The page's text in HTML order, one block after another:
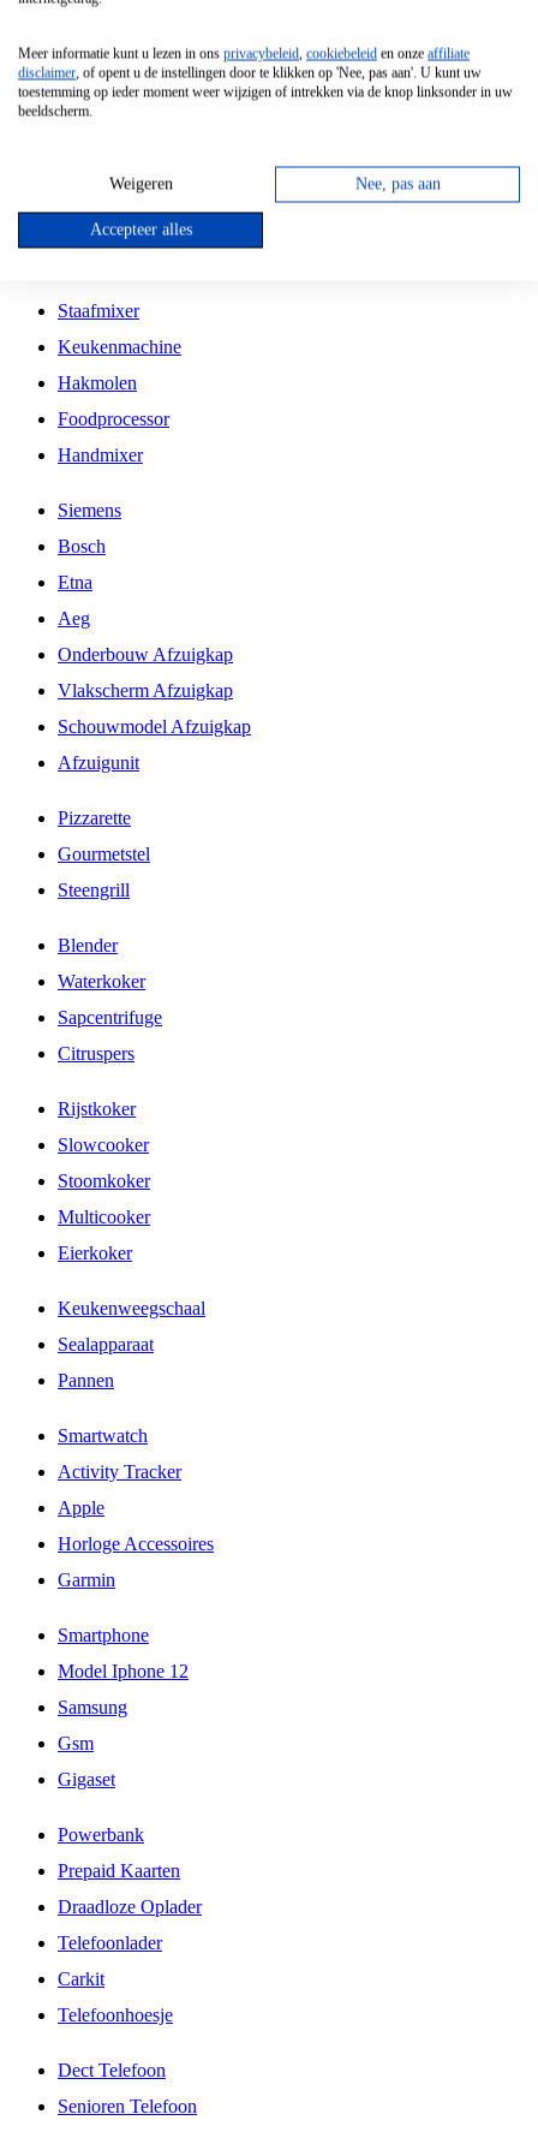
Vrijstaande Magnetron
Vrijstaande Kookplaat
Inbouw Gaskookplaat
Inbouw Keramische Kookplaat
Kookplaat Accessoires
Staafmixer
Keukenmachine
Hakmolen
Foodprocessor
Handmixer
Siemens
Bosch
Etna
Aeg
Onderbouw Afzuigkap
Vlakscherm Afzuigkap
Schouwmodel Afzuigkap
Afzuigunit
Pizzarette
Gourmetstel
Steengrill
Blender
Waterkoker
Sapcentrifuge
Citruspers
Rijstkoker
Slowcooker
Stoomkoker
Multicooker
Eierkoker
Keukenweegschaal
Sealapparaat
Pannen
Smartwatch
Activity Tracker
Apple
Horloge Accessoires
Garmin
Smartphone
Model Iphone 12
Samsung
Gsm
Gigaset
Powerbank
Prepaid Kaarten
Draadloze Oplader
Telefoonlader
Carkit
Telefoonhoesje
Dect Telefoon
Senioren Telefoon
Meer informatie kunt u lezen in ons privacybeleid, cookiebeleid en onze affiliate
disclaimer, of opent u de instellingen door te klikken op 'Nee, pas aan'. U kunt uw
toestemming op ieder moment weer wijzigen of intrekken via de knop linksonder in uw
beeldscherm.
Weigeren Nee, pas aan
Accepteer alles